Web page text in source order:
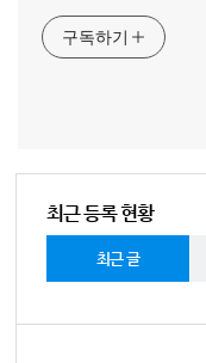
구독하기
최근 등록 현황
최근 글